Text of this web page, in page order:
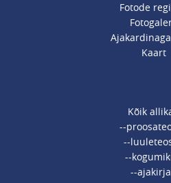
Fotode
Kaart
Kõik
--
--
--
--